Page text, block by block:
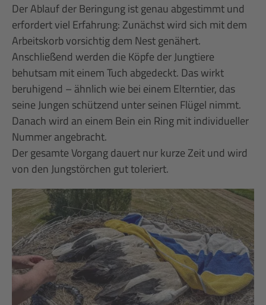
Der Ablauf der Beringung ist genau abgestimmt und
erfordert viel Erfahrung: Zunächst wird sich mit dem
Arbeitskorb vorsichtig dem Nest genähert.
Anschließend werden die Köpfe der Jungtiere
behutsam mit einem Tuch abgedeckt. Das wirkt
beruhigend – ähnlich wie bei einem Elterntier, das
seine Jungen schützend unter seinen Flügel nimmt.
Danach wird an einem Bein ein Ring mit individueller
Nummer angebracht.
Der gesamte Vorgang dauert nur kurze Zeit und wird
von den Jungstörchen gut toleriert.